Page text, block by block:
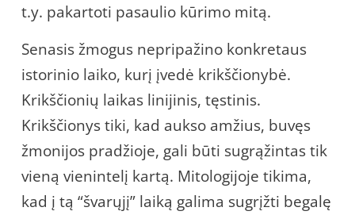
t.y. pakartoti pasaulio kūrimo mitą.
Senasis žmogus nepripažino konkretaus
istorinio laiko, kurį įvedė krikščionybė.
Krikščionių laikas linijinis, tęstinis.
Krikščionys tiki, kad aukso amžius, buvęs
žmonijos pradžioje, gali būti sugrąžintas tik
vieną vienintelį kartą. Mitologijoje tikima,
kad į tą “švarųjį” laiką galima sugrįžti begalę